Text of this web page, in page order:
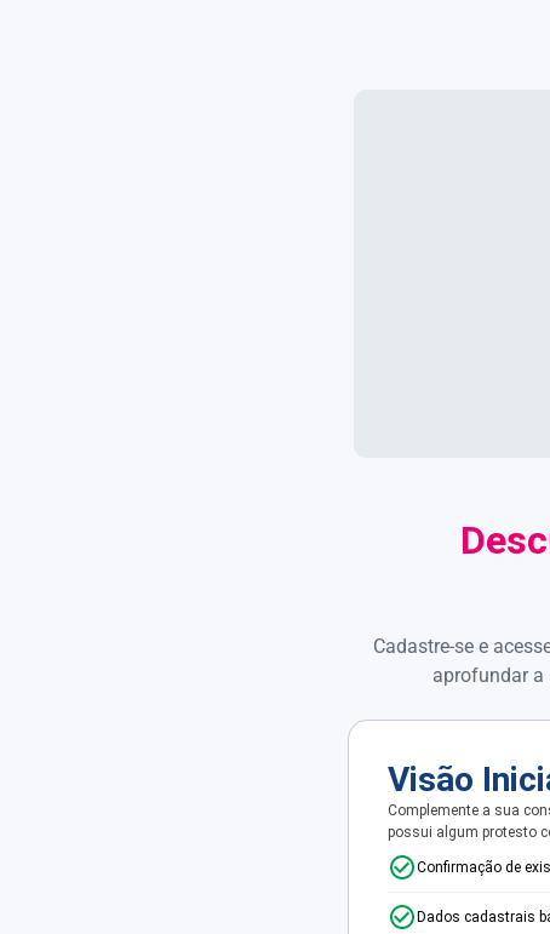
Cadastre-se e
aprofundar a
Visão
Complemente a sua
possui algum protesto
Confirmação de
Dados cadastrais